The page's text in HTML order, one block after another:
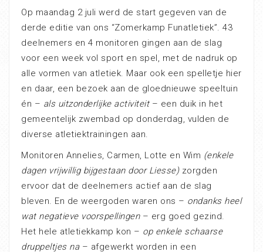
Op maandag 2 juli werd de start gegeven van de
derde editie van ons “Zomerkamp Funatletiek”. 43
deelnemers en 4 monitoren gingen aan de slag
voor een week vol sport en spel, met de nadruk op
alle vormen van atletiek. Maar ook een spelletje hier
en daar, een bezoek aan de gloednieuwe speeltuin
én – als uitzonderlijke activiteit– een duik in het
gemeentelijk zwembad op donderdag, vulden de
diverse atletiektrainingen aan.
Monitoren Annelies, Carmen, Lotte en Wim (enkele
dagen vrijwillig bijgestaan door Liesse)zorgden
ervoor dat de deelnemers actief aan de slag
bleven. En de weergoden waren ons – ondanks heel
wat negatieve voorspellingen– erg goed gezind.
Het hele atletiekkamp kon – op enkele schaarse
druppeltjes na– afgewerkt worden in een